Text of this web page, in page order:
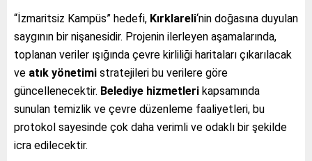
“İzmaritsiz Kampüs” hedefi, Kırklareli‘nin doğasına duyulan
saygının bir nişanesidir. Projenin ilerleyen aşamalarında,
toplanan veriler ışığında çevre kirliliği haritaları çıkarılacak
ve atık yönetimi stratejileri bu verilere göre
güncellenecektir. Belediye hizmetleri kapsamında
sunulan temizlik ve çevre düzenleme faaliyetleri, bu
protokol sayesinde çok daha verimli ve odaklı bir şekilde
icra edilecektir.